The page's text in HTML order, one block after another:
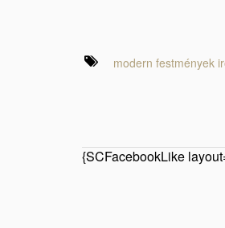
modern festmények
{SCFacebookLike